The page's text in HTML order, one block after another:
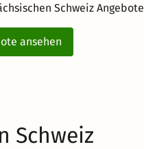
Schweiz Angebote
ansehen
Schweiz